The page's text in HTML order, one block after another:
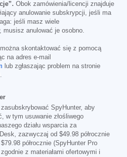
Obok zamówienia/licencji znajduje
anulowanie subskrypcji, jeśli ma
jeśli masz wiele
musisz anulować je osobno.
skontaktować się z pomocą
na adres e-mail
lub zgłaszając problem na stronie
.
SpyHunter, aby
w tym usuwanie złośliwego
działu wsparcia za
zazwyczaj od $49.98 półrocznie
$79.98 półrocznie (SpyHunter Pro
z materiałami ofertowymi i